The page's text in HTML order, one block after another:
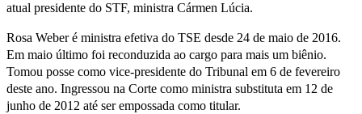
atual presidente do STF, ministra Cármen Lúcia.
Rosa Weber é ministra efetiva do TSE desde 24 de maio de 2016.
Em maio último foi reconduzida ao cargo para mais um biênio.
Tomou posse como vice-presidente do Tribunal em 6 de fevereiro
deste ano. Ingressou na Corte como ministra substituta em 12 de
junho de 2012 até ser empossada como titular.